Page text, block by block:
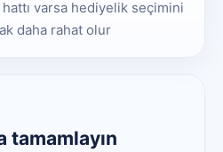
varsa hediyelik seçimini
daha rahat olur
tamamlayın